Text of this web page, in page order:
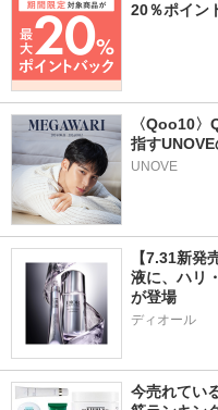
20％ポイン
〈Qoo10
指すUNOVE
UNOVE
【7.31新発
液に、ハリ
が登場
ディオール
今売れてい